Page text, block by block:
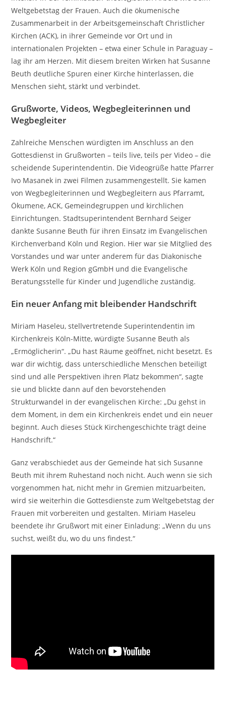
Weltgebetstag der Frauen. Auch die ökumenische
Zusammenarbeit in der Arbeitsgemeinschaft Christlicher
Kirchen (ACK), in ihrer Gemeinde vor Ort und in
internationalen Projekten – etwa einer Schule in Paraguay –
lag ihr am Herzen. Mit diesem breiten Wirken hat Susanne
Beuth deutliche Spuren einer Kirche hinterlassen, die
Menschen sieht, stärkt und verbindet.
Grußworte, Videos, Wegbegleiterinnen und
Wegbegleiter
Zahlreiche Menschen würdigten im Anschluss an den
Gottesdienst in Grußworten – teils live, teils per Video – die
scheidende Superintendentin. Die Videogrüße hatte Pfarrer
Ivo Masanek in zwei Filmen zusammengestellt. Sie kamen
von Wegbegleiterinnen und Wegbegleitern aus Pfarramt,
Ökumene, ACK, Gemeindegruppen und kirchlichen
Einrichtungen. Stadtsuperintendent Bernhard Seiger
dankte Susanne Beuth für ihren Einsatz im Evangelischen
Kirchenverband Köln und Region. Hier war sie Mitglied des
Vorstandes und war unter anderem für das Diakonische
Werk Köln und Region gGmbH und die Evangelische
Beratungsstelle für Kinder und Jugendliche zuständig.
Ein neuer Anfang mit bleibender Handschrift
Miriam Haseleu, stellvertretende Superintendentin im
Kirchenkreis Köln-Mitte, würdigte Susanne Beuth als
„Ermöglicherin“. „Du hast Räume geöffnet, nicht besetzt. Es
war dir wichtig, dass unterschiedliche Menschen beteiligt
sind und alle Perspektiven ihren Platz bekommen“, sagte
sie und blickte dann auf den bevorstehenden
Strukturwandel in der evangelischen Kirche: „Du gehst in
dem Moment, in dem ein Kirchenkreis endet und ein neuer
beginnt. Auch dieses Stück Kirchengeschichte trägt deine
Handschrift.“
Ganz verabschiedet aus der Gemeinde hat sich Susanne
Beuth mit ihrem Ruhestand noch nicht. Auch wenn sie sich
vorgenommen hat, nicht mehr in Gremien mitzuarbeiten,
wird sie weiterhin die Gottesdienste zum Weltgebetstag der
Frauen mit vorbereiten und gestalten. Miriam Haseleu
beendete ihr Grußwort mit einer Einladung: „Wenn du uns
suchst, weißt du, wo du uns findest.“